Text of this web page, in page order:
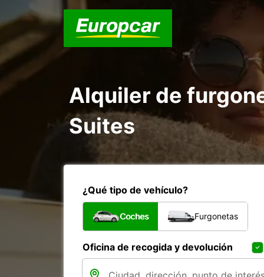
Alquiler de
Suites
¿Qué tipo de vehículo?
Coches Furgonetas
Oficina de recogida y devolución